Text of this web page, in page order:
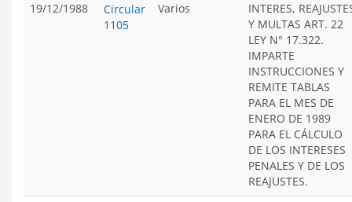
19/12/1988
Circular
1105
Varios
INTERES,
Y MULTAS ART. 22
LEY N° 17.322.
IMPARTE
INSTRUCCIONES Y
REMITE TABLAS
PARA EL MES DE
ENERO DE 1989
PARA EL CÁLCULO
DE LOS INTERESES
PENALES Y DE LOS
REAJUSTES.